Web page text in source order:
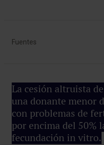
La cesión altruista
una donante menor
con problemas de
por encima del 50%
fecundación in vitro.
Fuentes
ESHRE